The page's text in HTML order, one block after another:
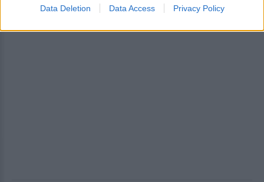
Data Deletion Data Access Privacy Policy